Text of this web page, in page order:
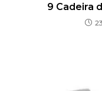
9 Cadeira